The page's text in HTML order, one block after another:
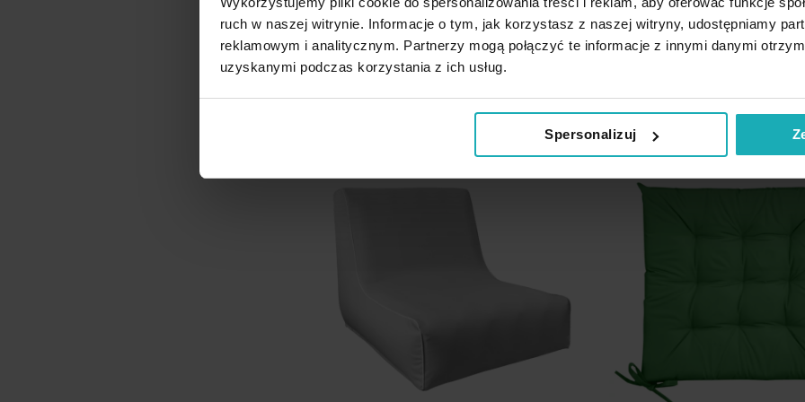
ruch w naszej witrynie. Informacje o tym, jak korzystasz z naszej witryny, udostępniamy
reklamowym i analitycznym. Partnerzy mogą połączyć te informacje z innymi danymi
uzyskanymi podczas korzystania z ich usług.
Spersonalizuj
Najniższa cena z 30 dni przed obniżką:
41,20 zł
Cena regularna:41,20 zł
Dodaj do koszyka
listy
życzeń
Najniższa cena z 30 dni przed obniżką:
Cena regularna:39,80 zł